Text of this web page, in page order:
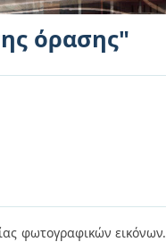
όρασης"
φωτογραφικών εικόνων.